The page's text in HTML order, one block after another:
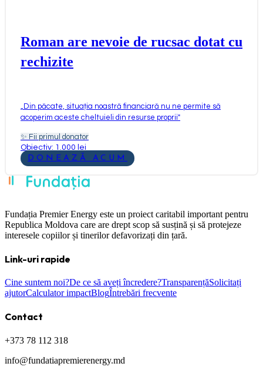
Roman are nevoie de rucsac dotat cu
rechizite
Din păcate, situația noastră financiară nu ne permite să
acoperim aceste cheltuieli din resurse proprii"
✨ Fii primul donator
Obiectiv: 1.000 lei
DONEAZĂ ACUM
Fundația Premier Energy este un proiect caritabil important pentru
Republica Moldova care are drept scop să susțină și să protejeze
interesele copiilor și tinerilor defavorizați din țară.
Link-uri rapide
Cine suntem noi?De ce să aveți încredere?TransparențăSolicitați
ajutorCalculator impactBlogÎntrebări frecvente
Contact
+373 78 112 318
info@fundatiapremierenergy.md